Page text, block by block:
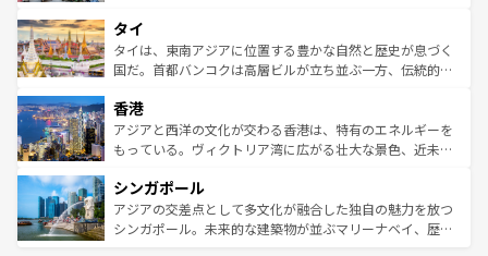
リティに包まれながら、韓国の多彩な魅力を心ゆくまで味
わってみてほしい。 なお、新着の韓国情報はコンテンツ一
覧を参照してほしい。
急速な発展と共に伝統が息づく。ハノイの古い町並みやホ
ーチミン市のフランス統治時代の建物も、独特の雰囲気を
醸し出している。また、バラエティの豊かさとおいしさで
とつ。フォーやバインミー、ベトナムコーヒーなどは、ぜ
ひ現地で味わいたい。どの地域を訪れてもあたたかい人々
が旅行者を迎えてくれるので、きっと忘れられない旅にな
参照してほしい。
タイ
タイは、東南アジアに位置する豊かな自然と歴史が息づく
国だ。首都バンコクは高層ビルが立ち並ぶ一方、伝統的な
の活気が交差している。北部ではチェンマイなどの山岳地
帯で自然と触れ合い、南部ではプーケットやクラビの美し
いビーチでリゾート気分を楽しむことができる。タイ料理
激する。気候は一年中温暖で、どの季節にも異なる楽しみ
が待っている。親しみやすいタイの人々、仏教を中心とし
た文化、そして多様な観光資源が、訪れる旅人を魅了し続
香港
アジアと西洋の文化が交わる香港は、特有のエネルギーを
もっている。ヴィクトリア湾に広がる壮大な景色、近未来
み、どこを訪れても感動するはず。観光スポットが密集し
ており、効率よく見どころを回れるのも魅力。息をのむよ
うな絶景から文化的な体験まで、香港を存分に楽しみ尽く
シンガポール
アジアの交差点として多文化が融合した独自の魅力を放つ
シンガポール。未来的な建築物が並ぶマリーナベイ、歴史